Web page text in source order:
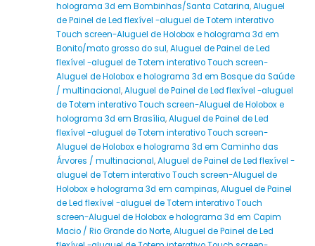
holograma 3d em Bombinhas/Santa Catarina,Aluguel
de Painel de Led flexível -aluguel de Totem interativo
Touch screen-Aluguel de Holobox e holograma 3d em
Bonito/mato grosso do sul,Aluguel de Painel de Led
flexível -aluguel de Totem interativo Touch screen-
Aluguel de Holobox e holograma 3d em Bosque da Saúde
/ multinacional,Aluguel de Painel de Led flexível -aluguel
de Totem interativo Touch screen-Aluguel de Holobox e
holograma 3d em Brasília,Aluguel de Painel de Led
flexível -aluguel de Totem interativo Touch screen-
Aluguel de Holobox e holograma 3d em Caminho das
Árvores / multinacional,Aluguel de Painel de Led flexível -
aluguel de Totem interativo Touch screen-Aluguel de
Holobox e holograma 3d em campinas,Aluguel de Painel
de Led flexível -aluguel de Totem interativo Touch
screen-Aluguel de Holobox e holograma 3d em Capim
Macio / Rio Grande do Norte,Aluguel de Painel de Led